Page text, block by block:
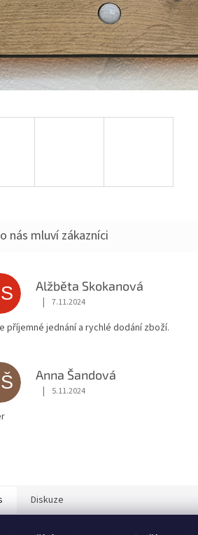
nás mluví zákazníci
Alžběta Skokanová
Hodnocení obchodu je 5 z 5 hvězdiček.
| 7.11.2024
příjemné jednání a rychlé dodání zboží.
Anna Šandová
Hodnocení obchodu je 5 z 5 hvězdiček.
| 5.11.2024
Diskuze